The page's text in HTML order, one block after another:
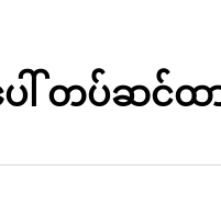
ါ် တပ်ဆင်ထား